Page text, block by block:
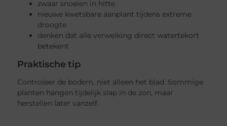
zwaar snoeien in hitte
nieuwe kwetsbare aanplant tijdens extreme
droogte
denken dat alle verwelking direct watertekort
betekent
Praktische tip
Controleer de bodem, niet alleen het blad. Sommige
planten hangen tijdelijk slap in de zon, maar
herstellen later vanzelf.